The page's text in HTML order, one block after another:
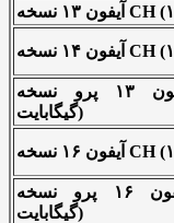
آیفون ۱۳ پرو نسخه ZAA (128
گیگابایت)
آیفون ۱۶ پرو نسخه ZAA (۲۵۶
گیگابایت)